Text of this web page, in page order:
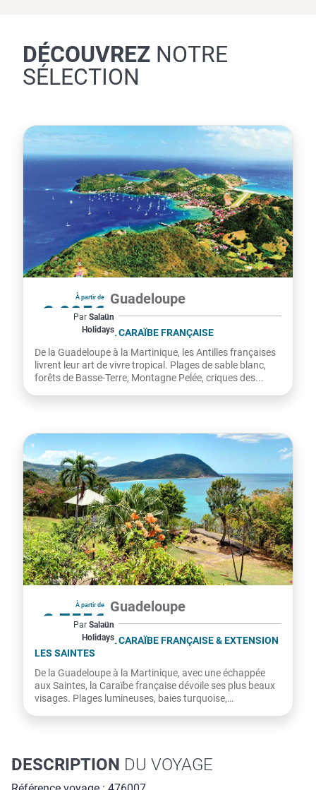
DÉCOUVREZ NOTRE
SÉLECTION
À partir de
2 995€
par personne
Par Salaün
Holidays
Martinique, Guadeloupe
LES ANTILLES, LA CARAÏBE FRANÇAISE
De la Guadeloupe à la Martinique, les Antilles françaises
livrent leur art de vivre tropical. Plages de sable blanc,
forêts de Basse-Terre, Montagne Pelée, criques des...
À partir de
3 755€
par personne
Par Salaün
Holidays
Martinique, Guadeloupe
LES ANTILLES, LA CARAÏBE FRANÇAISE & EXTENSION
LES SAINTES
De la Guadeloupe à la Martinique, avec une échappée
aux Saintes, la Caraïbe française dévoile ses plus beaux
visages. Plages lumineuses, baies turquoise,
DESCRIPTION DU VOYAGE